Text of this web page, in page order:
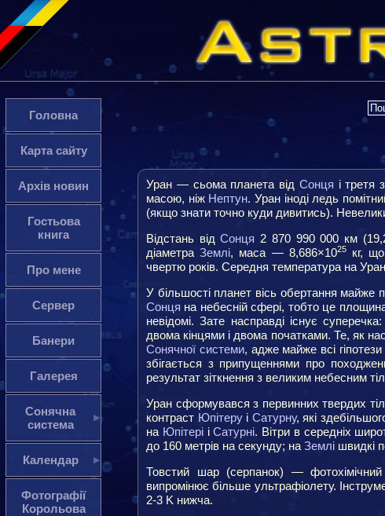
Головна
Карта сайту
Архів новин
Гостьова
книга
Про мене
Сервер
Банери
Галерея
Сонячна
система
Календар
Фотографії
Корольова
Уран — сьома планета від Сонця і третя
масою, ніж Нептун. Уран іноді ледь
(якщо знати точно куди дивитись).
Відстань відСонця 2 870 990 000 км
діаметраЗемлі, маса — 8,686×1025кг,
чвертю років. Середня температура на
У більшості планет вісь обертання майже
Сонця на небесній сфері, тобто це
невідомі. Зате насправді існує
двома кінцями і двома початками. Те, як
Сонячної системи, адже майже всі
збігається з припущеннями про
результат зіткнення з великим небесним
Уран сформувався з первинних твердих
контраст Юпітеруі Сатурну, які
на ЮпітерііСатурні. Вітри в середніх
до 160 метрів на секунду; на Землі швидкі
Товстий шар (серпанок) —
випромінює більше ультрафіолету.
2-3 K нижча.